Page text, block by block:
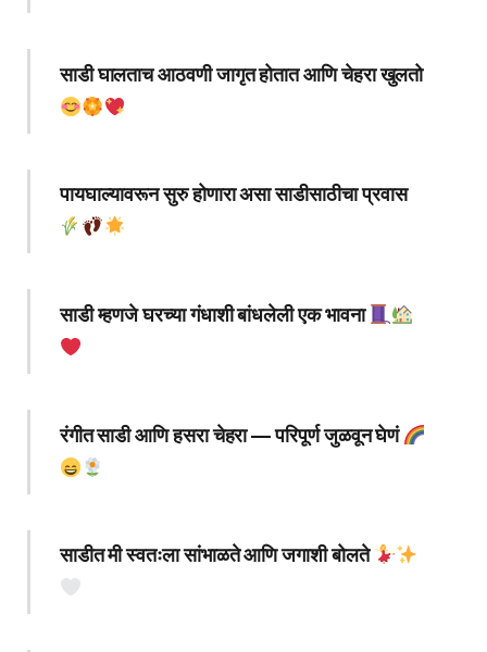
साडी घालताच आठवणी जागृत होतात आणि चेहरा खुलतो
पायघाल्यावरून सुरु होणारा असा साडीसाठीचा प्रवास
साडी म्हणजे घरच्या गंधाशी बांधलेली एक भावना
रंगीत साडी आणि हसरा चेहरा — परिपूर्ण जुळवून घेणं
साडीत मी स्वतःला सांभाळते आणि जगाशी बोलते